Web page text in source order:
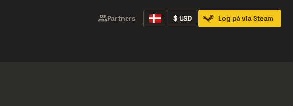
Partners $ USD Log på via Steam